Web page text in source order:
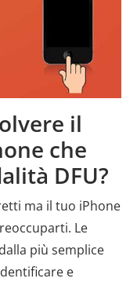
il
che
DFU?
ma il tuo iPhone
Le
più semplice
e